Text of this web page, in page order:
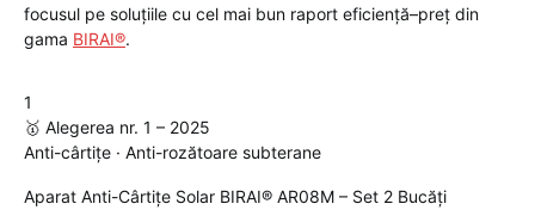
focusul pe soluțiile cu cel mai bun raport eficiență–preț din
gama BIRAI®.
1
🥇 Alegerea nr. 1 – 2025
Anti-cârtițe · Anti-rozătoare subterane
Aparat Anti-Cârtițe Solar BIRAI® AR08M – Set 2 Bucăți